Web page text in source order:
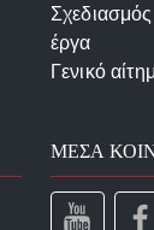
έργα
Γενικό
ΜΈΣΑ